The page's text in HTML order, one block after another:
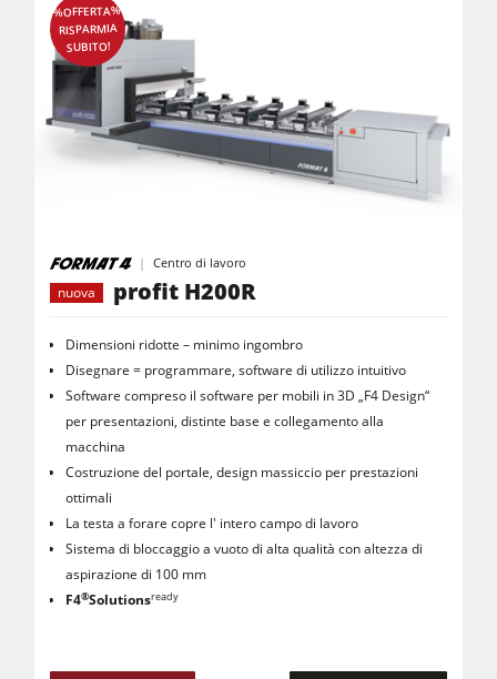
%OFFERTA%
RISPARMIA
SUBITO!
Centro di lavoro
nuova
profit H200R
Dimensioni ridotte – minimo ingombro
Disegnare = programmare, software di utilizzo intuitivo
Software compreso il software per mobili in 3D „F4 Design“
per presentazioni, distinte base e collegamento alla
macchina
Costruzione del portale, design massiccio per prestazioni
ottimali
La testa a forare copre l' intero campo di lavoro
Sistema di bloccaggio a vuoto di alta qualità con altezza di
aspirazione di 100 mm
F4®Solutionsready